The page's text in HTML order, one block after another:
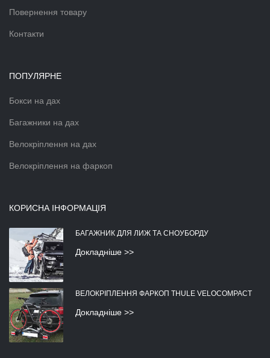
Повернення товару
Контакти
ПОПУЛЯРНЕ
Бокси на дах
Багажники на дах
Велокріплення на дах
Велокріплення на фаркоп
КОРИСНА ІНФОРМАЦІЯ
БАГАЖНИК ДЛЯ ЛИЖ ТА СНОУБОРДУ
Докладніше >>
ВЕЛОКРІПЛЕННЯ ФАРКОП THULE VELOCOMPACT
Докладніше >>